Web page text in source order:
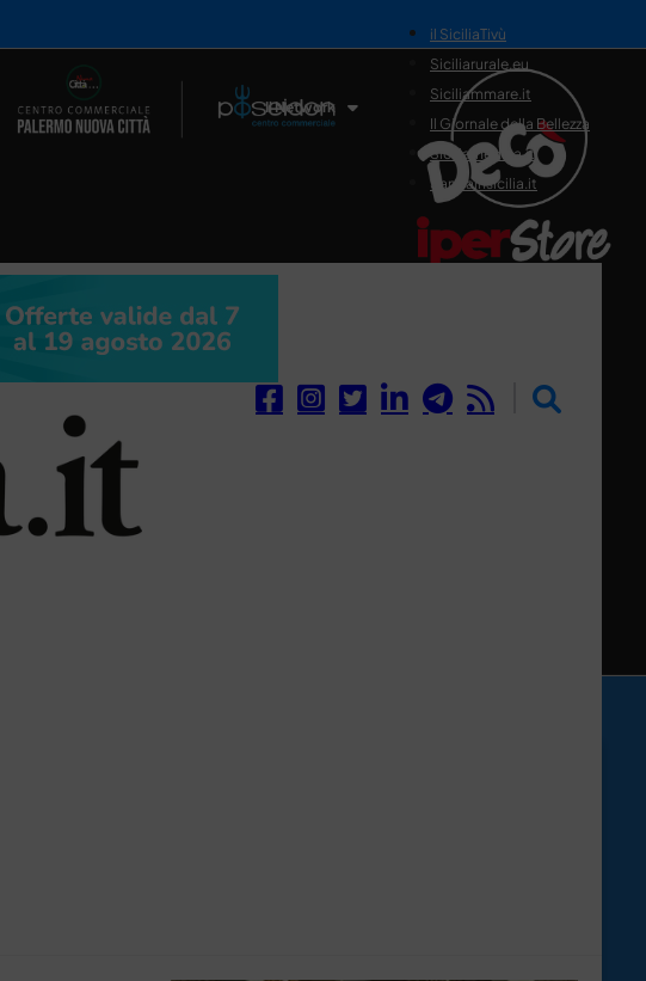
Il Network
il SiciliaTivù
Siciliarurale.eu
Siciliammare.it
Il Giornale della Bellezza
Siciliamedica.it
Sanitainsicilia.it